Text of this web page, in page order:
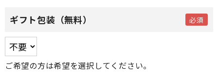
ギフト包装（無料）
ご希望の方は希望を選択してください。